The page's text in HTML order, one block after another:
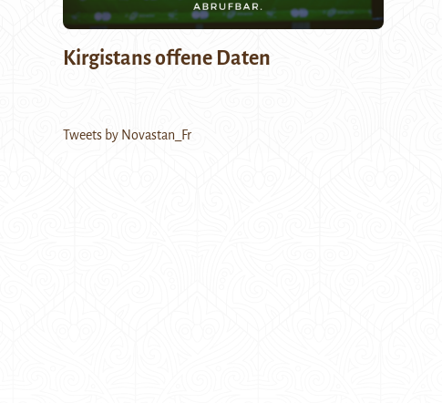
Kirgistans offene Daten
Tweets by Novastan_Fr